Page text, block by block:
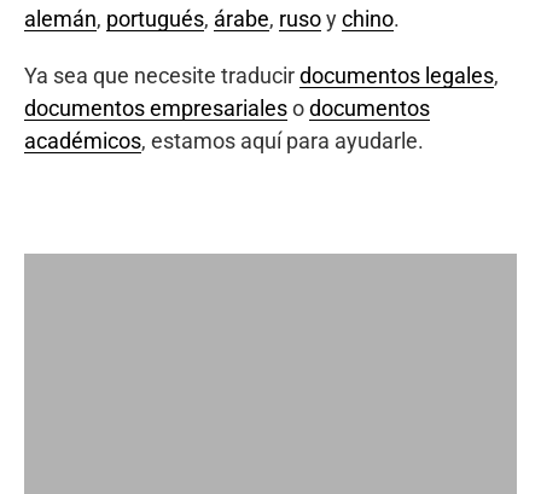
alemán, portugués, árabe, rusoychino.
Ya sea que necesite traducirdocumentos legales,
documentos empresarialesodocumentos
académicos, estamos aquí para ayudarle.